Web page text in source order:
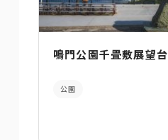
鳴門公園千畳敷展望台
公園